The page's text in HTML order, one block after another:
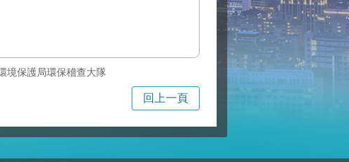
境保護局環保稽查大隊
回上一頁